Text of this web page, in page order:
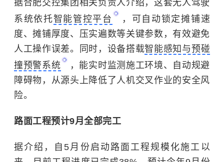
据合肥交控集团相关负责人介绍，这套无人驾驶
系统依托智能管控平台
，可自动锁定摊铺速
度、摊铺厚度、压实遍数等关键参数，有效避免
人工操作误差。同时，设备搭载智能感知与预碰
撞预警系统
，能实时监测施工环境、自动规避
障碍物，从源头上降低了人机交叉作业的安全风
险。
路面工程预计9月全部完工
据介绍，自5月份启动路面工程规模化施工以